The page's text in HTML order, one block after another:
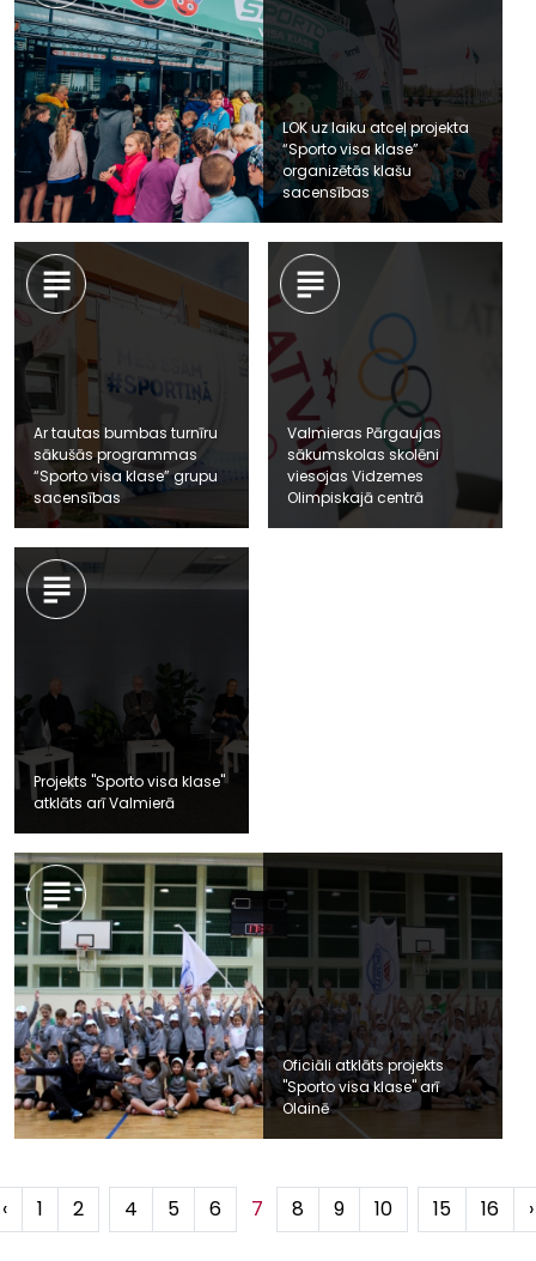
LOK uz laiku atceļ projekta
“Sporto visa klase”
organizētās klašu
sacensības
Ar tautas bumbas turnīru
sākušās programmas
“Sporto visa klase” grupu
sacensības
Valmieras Pārgaujas
sākumskolas skolēni
viesojas Vidzemes
Olimpiskajā centrā
Projekts "Sporto visa klase"
atklāts arī Valmierā
Oficiāli atklāts projekts
"Sporto visa klase" arī
Olainē
‹ 1 2 4 5 6 7 8 9 10 15 16 ›